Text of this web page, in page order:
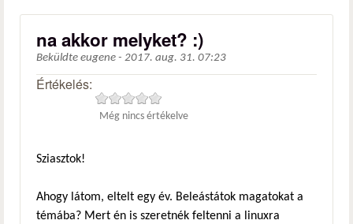
na akkor melyket? :)
Beküldte eugene - 2017. aug. 31. 07:23
Értékelés:
Még nincs értékelve
Sziasztok!
Ahogy látom, eltelt egy év. Beleástátok magatokat a
témába? Mert én is szeretnék feltenni a linuxra